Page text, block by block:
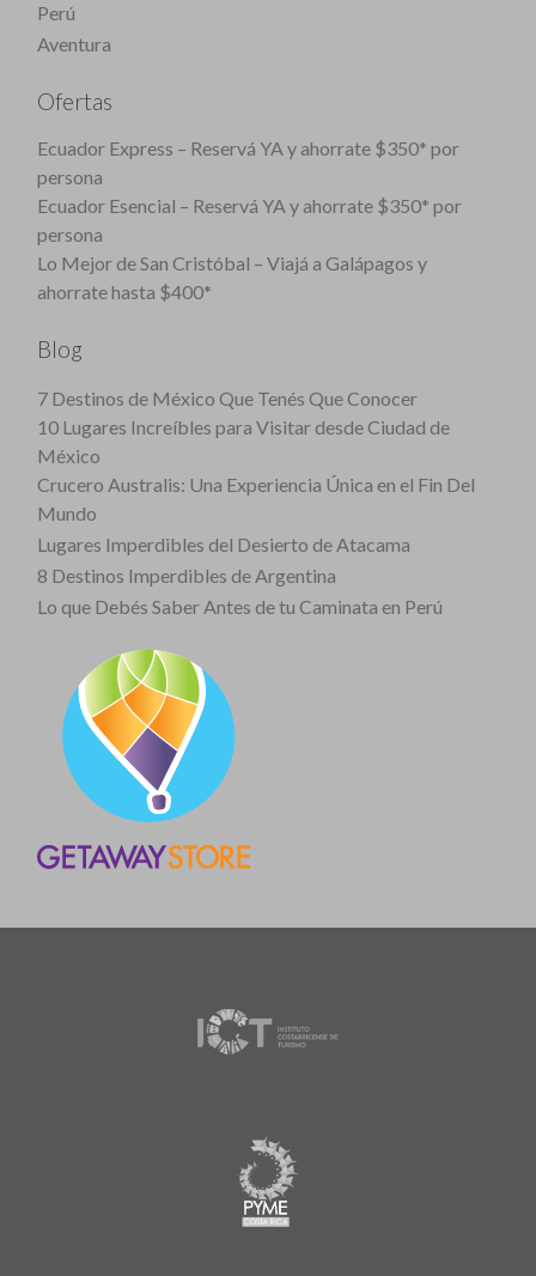
Perú
Aventura
Ofertas
Ecuador Express – Reservá YA y ahorrate $350* por
persona
Ecuador Esencial – Reservá YA y ahorrate $350* por
persona
Lo Mejor de San Cristóbal – Viajá a Galápagos y
ahorrate hasta $400*
Blog
7 Destinos de México Que Tenés Que Conocer
10 Lugares Increíbles para Visitar desde Ciudad de
México
Crucero Australis: Una Experiencia Única en el Fin Del
Mundo
Lugares Imperdibles del Desierto de Atacama
8 Destinos Imperdibles de Argentina
Lo que Debés Saber Antes de tu Caminata en Perú